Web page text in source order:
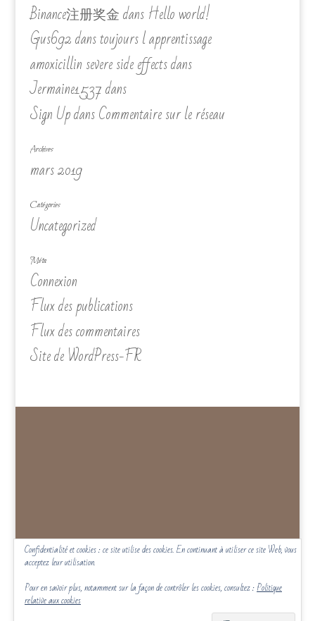
Binance注册奖金dansHello world!
Gus692danstoujours l apprentissage
amoxicillin severe side effectsdans
Jermaine1537dans
Sign UpdansCommentaire sur le réseau
Archives
mars 2019
Catégories
Uncategorized
Méta
Connexion
Flux des publications
Flux des commentaires
Site de WordPress-FR
Confidentialité et cookies : ce site utilise des cookies. En continuant à utiliser ce site Web, vous
acceptez leur utilisation.
Pour en savoir plus, notamment sur la façon de contrôler les cookies, consultez :Politique
relative aux cookies